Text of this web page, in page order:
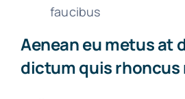
faucibus
Aenean eu metus at
dictum quis rhoncus